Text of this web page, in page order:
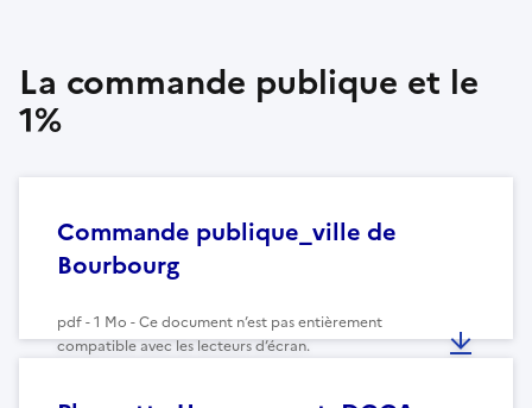
La commande publique et le
1%
Commande publique_ville de
Bourbourg
pdf - 1 Mo - Ce document n’est pas entièrement
compatible avec les lecteurs d’écran.